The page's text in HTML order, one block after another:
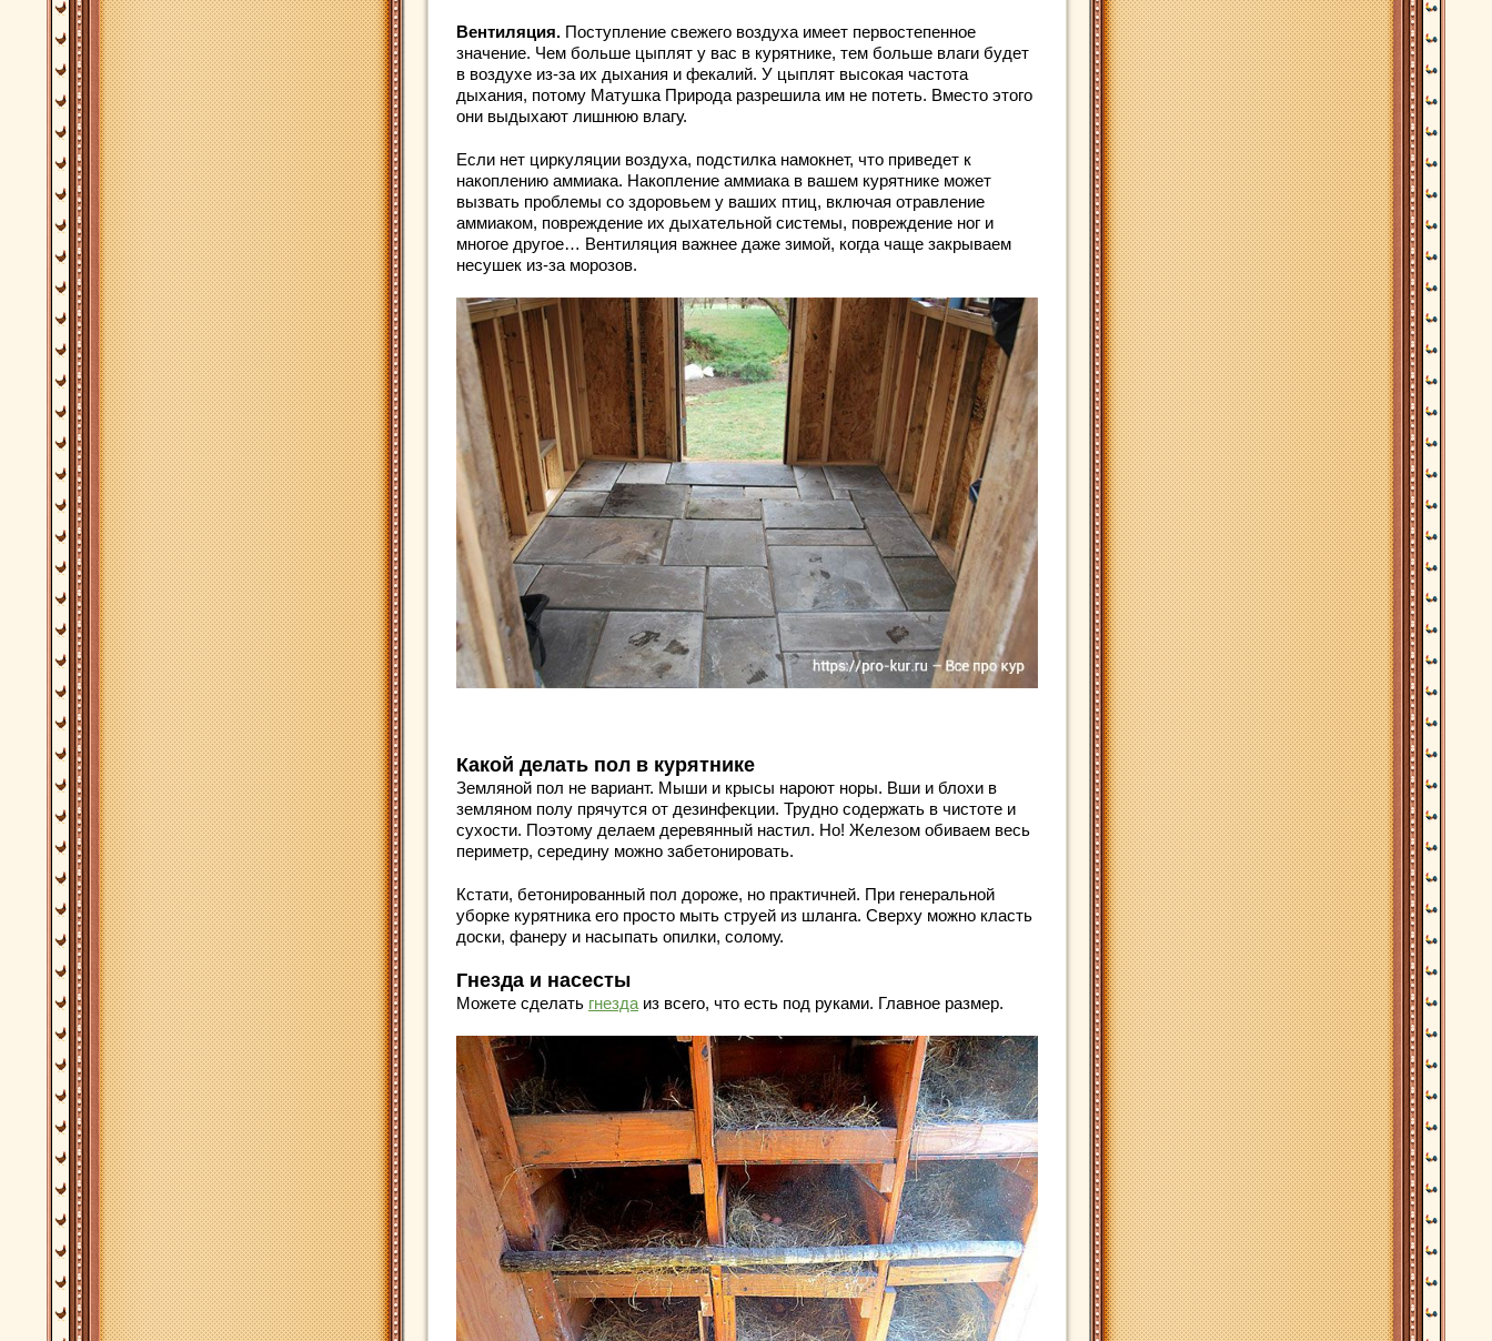
Вентиляция. Поступление свежего воздуха имеет первостепенное
значение. Чем больше цыплят у вас в курятнике, тем больше влаги будет
в воздухе из-за их дыхания и фекалий. У цыплят высокая частота
дыхания, потому Матушка Природа разрешила им не потеть. Вместо этого
они выдыхают лишнюю влагу.
Если нет циркуляции воздуха, подстилка намокнет, что приведет к
накоплению аммиака. Накопление аммиака в вашем курятнике может
вызвать проблемы со здоровьем у ваших птиц, включая отравление
аммиаком, повреждение их дыхательной системы, повреждение ног и
многое другое… Вентиляция важнее даже зимой, когда чаще закрываем
несушек из-за морозов.
Какой делать пол в курятнике
Земляной пол не вариант. Мыши и крысы нароют норы. Вши и блохи в
земляном полу прячутся от дезинфекции. Трудно содержать в чистоте и
сухости. Поэтому делаем деревянный настил. Но! Железом обиваем весь
периметр, середину можно забетонировать.
Кстати, бетонированный пол дороже, но практичней. При генеральной
уборке курятника его просто мыть струей из шланга. Сверху можно класть
доски, фанеру и насыпать опилки, солому.
Гнезда и насесты
Можете сделать гнезда из всего, что есть под руками. Главное размер.